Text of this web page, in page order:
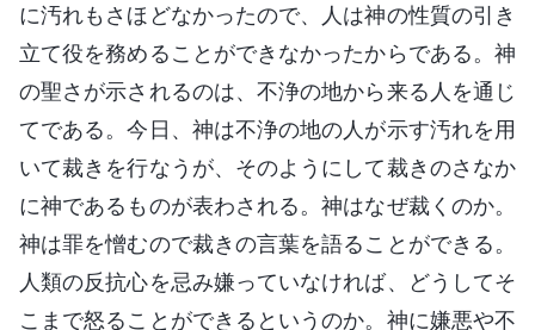
に汚れもさほどなかったので、人は神の性質の引き
立て役を務めることができなかったからである。神
の聖さが示されるのは、不浄の地から来る人を通じ
てである。今日、神は不浄の地の人が示す汚れを用
いて裁きを行なうが、そのようにして裁きのさなか
に神であるものが表わされる。神はなぜ裁くのか。
神は罪を憎むので裁きの言葉を語ることができる。
人類の反抗心を忌み嫌っていなければ、どうしてそ
こまで怒ることができるというのか。神に嫌悪や不